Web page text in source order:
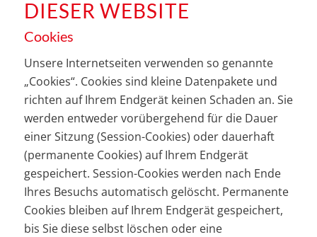
DIESER WEBSITE
Cookies
Unsere Internetseiten verwenden so genannte
„Cookies“. Cookies sind kleine Datenpakete und
richten auf Ihrem Endgerät keinen Schaden an. Sie
werden entweder vorübergehend für die Dauer
einer Sitzung (Session-Cookies) oder dauerhaft
(permanente Cookies) auf Ihrem Endgerät
gespeichert. Session-Cookies werden nach Ende
Ihres Besuchs automatisch gelöscht. Permanente
Cookies bleiben auf Ihrem Endgerät gespeichert,
bis Sie diese selbst löschen oder eine